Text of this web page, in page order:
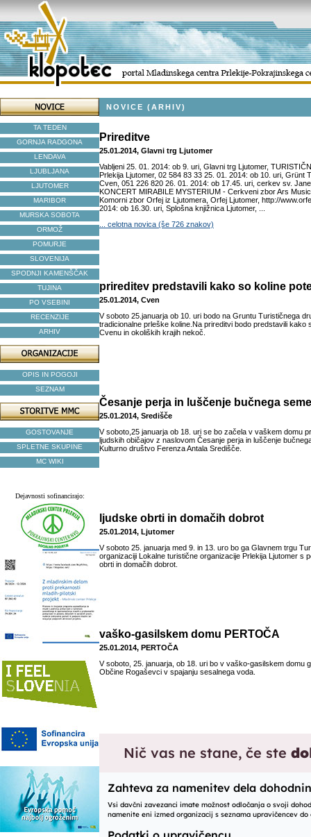
TA TEDEN
GORNJA RADGONA
LENDAVA
LJUBLJANA
LJUTOMER
MARIBOR
MURSKA SOBOTA
ORMOŽ
POMURJE
SLOVENIJA
SPODNJI KAMENŠČAK
TUJINA
PO VSEBINI
RECENZIJE
ARHIV
OPIS IN POGOJI
SEZNAM
GOSTOVANJE
SPLETNE SKUPINE
MC WIKI
Dejavnosti sofinancirajo:
NOVICE (ARHIV)
Prireditve
25.01.2014, Glavni trg Ljutomer
Vabljeni 25. 01. 2014: ob 9. uri, Glavni trg Ljutomer,
Prlekija Ljutomer, 02 584 83 33 25. 01. 2014: ob 10. uri, Grünt
Cven, 051 226 820 26. 01. 2014: ob 17.45. uri, cerkev sv.
KONCERT MIRABILE MYSTERIUM - Cerkveni zbor Ars
Komorni zbor Orfej iz Ljutomera, Orfej Ljutomer, http://
2014: ob 16.30. uri, Splošna knjižnica Ljutomer, ...
... celotna novica (še 726 znakov)
prireditev predstavili kako so koline
25.01.2014, Cven
V soboto 25.januarja ob 10. uri bodo na Gruntu Turističnega
tradicionalne prleške koline.Na prireditvi bodo predstavili kako
Cvenu in okoliških krajih nekoč.
Česanje perja in luščenje bučnega
25.01.2014, Središče
V soboto,25 januarja ob 18. uri se bo začela v vaškem domu
ljudskih običajov z naslovom Česanje perja in luščenje
Kulturno društvo Ferenza Antala Središče.
ljudske obrti in domačih dobrot
25.01.2014, Ljutomer
V soboto 25. januarja med 9. in 13. uro bo ga Glavnem trgu
organizaciji Lokalne turistične organizacije Prlekija Ljutomer s
obrti in domačih dobrot.
vaško-gasilskem domu PERTOČA
25.01.2014, PERTOČA
V soboto, 25. januarja, ob 18. uri bo v vaško-gasilskem domu
Občine Rogaševci v spajanju sesalnega voda.